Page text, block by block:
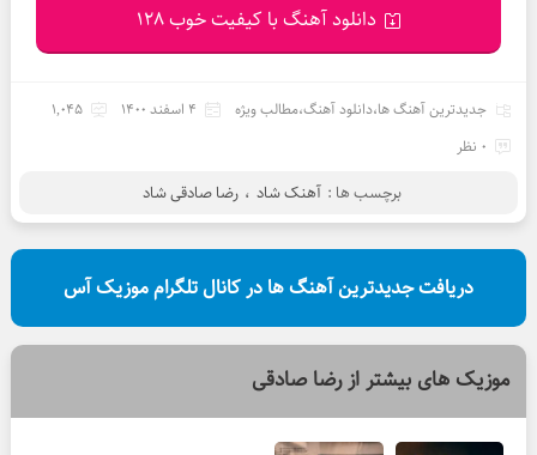
دانلود آهنگ با کیفیت خوب 128
جدیدترین آهنگ ها،دانلود آهنگ،مطالب ویژه 4 اسفند 1400
1,045
0 نظر
برچسب ها : آهنک شاد ، رضا صادقی شاد
دریافت جدیدترین آهنگ ها در کانال تلگرام موزیک آس
موزیک های بیشتر ازرضا صادقی